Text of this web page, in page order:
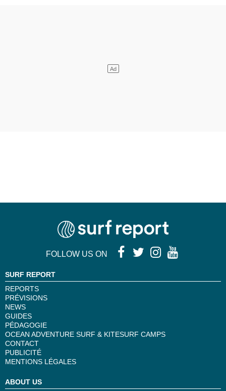
FOLLOW US ON
SURF REPORT
REPORTS
PRÉVISIONS
NEWS
GUIDES
PÉDAGOGIE
OCEAN ADVENTURE SURF & KITESURF CAMPS
CONTACT
PUBLICITÉ
MENTIONS LÉGALES
ABOUT US